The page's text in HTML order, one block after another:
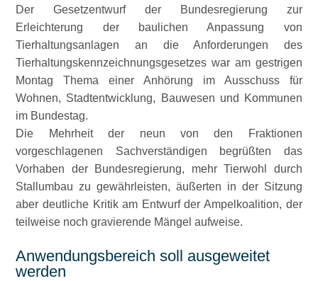
Der Gesetzentwurf der Bundesregierung zur
Erleichterung der baulichen Anpassung von
Tierhaltungsanlagen an die Anforderungen des
Tierhaltungskennzeichnungsgesetzes war am gestrigen
Montag Thema einer Anhörung im Ausschuss für
Wohnen, Stadtentwicklung, Bauwesen und Kommunen
im Bundestag.
Die Mehrheit der neun von den Fraktionen
vorgeschlagenen Sachverständigen begrüßten das
Vorhaben der Bundesregierung, mehr Tierwohl durch
Stallumbau zu gewährleisten, äußerten in der Sitzung
aber deutliche Kritik am Entwurf der Ampelkoalition, der
teilweise noch gravierende Mängel aufweise.
Anwendungsbereich soll ausgeweitet
werden